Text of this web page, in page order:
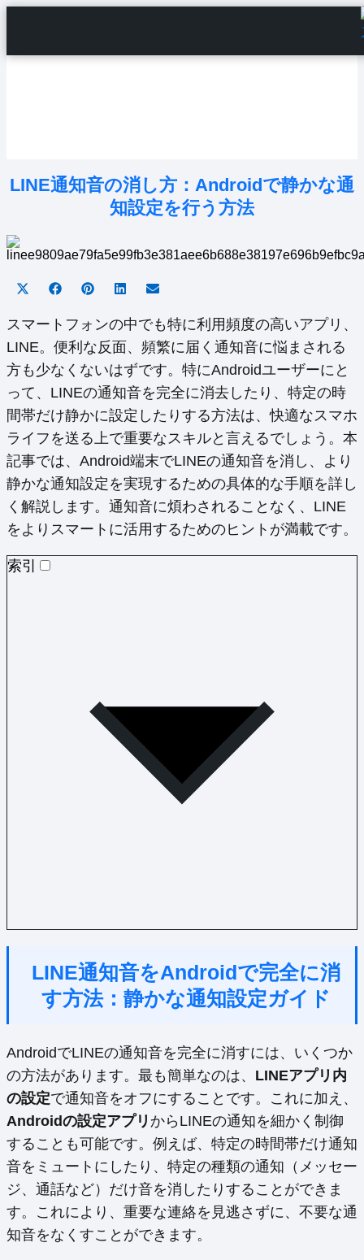
LINE通知音の消し方：Androidで静かな通
知設定を行う方法
Share
X
(Twitter)
Share
Facebook
Share
Pinterest
Share
LinkedInEmail
スマートフォンの中でも特に利用頻度の高いアプリ、
LINE。便利な反面、頻繁に届く通知音に悩まされる
方も少なくないはずです。特にAndroidユーザーにと
って、LINEの通知音を完全に消去したり、特定の時
間帯だけ静かに設定したりする方法は、快適なスマホ
ライフを送る上で重要なスキルと言えるでしょう。本
記事では、Android端末でLINEの通知音を消し、より
静かな通知設定を実現するための具体的な手順を詳し
く解説します。通知音に煩わされることなく、LINE
をよりスマートに活用するためのヒントが満載です。
索引
LINE通知音をAndroidで完全に消
す方法：静かな通知設定ガイド
AndroidでLINEの通知音を完全に消すには、いくつか
の方法があります。最も簡単なのは、 LINEアプリ内
の設定で通知音をオフにすることです。これに加え、
Androidの設定アプリ からLINEの通知を細かく制御
することも可能です。例えば、特定の時間帯だけ通知
音をミュートにしたり、特定の種類の通知（メッセー
ジ、通話など）だけ音を消したりすることができま
す。これにより、重要な連絡を見逃さずに、不要な通
知音をなくすことができます。